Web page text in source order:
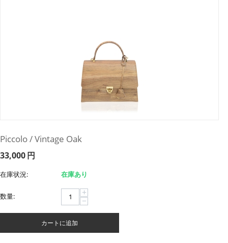
Piccolo / Vintage Oak
33,000円
在庫状況: 在庫あり
数量: +
−
カートに追加